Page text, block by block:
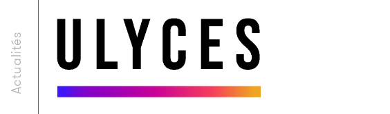
Actualités